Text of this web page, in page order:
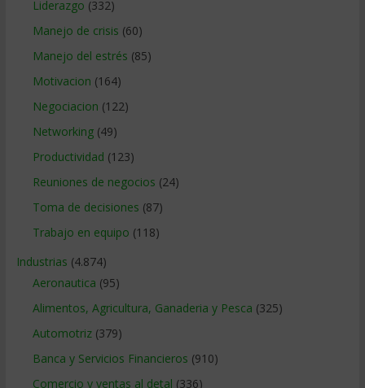
Liderazgo (332)
Manejo de crisis (60)
Manejo del estrés (85)
Motivacion (164)
Negociacion (122)
Networking(49)
Productividad (123)
Reuniones de negocios (24)
Toma de decisiones (87)
Trabajo en equipo (118)
Industrias (4.874)
Aeronautica (95)
Alimentos, Agricultura, Ganaderia y Pesca (325)
Automotriz(379)
Banca y Servicios Financieros (910)
Comercio y ventas al detal (336)